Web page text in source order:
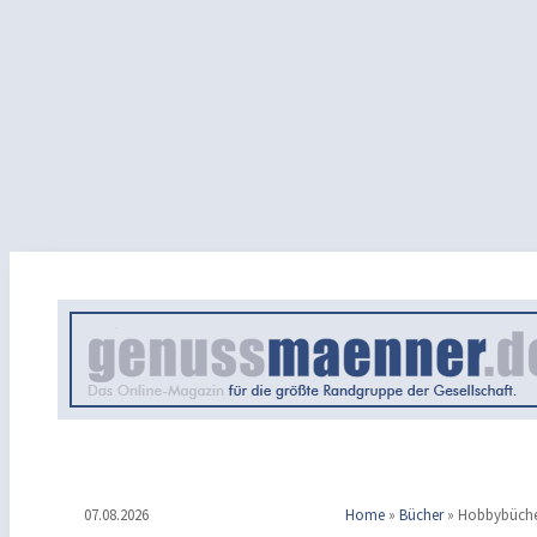
07.08.2026 Home » Bücher »